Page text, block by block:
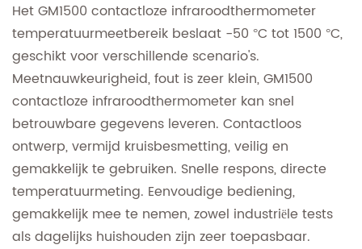
Het GM1500 contactloze infraroodthermometer
temperatuurmeetbereik beslaat -50 °C tot 1500 °C,
geschikt voor verschillende scenario's.
Meetnauwkeurigheid, fout is zeer klein, GM1500
contactloze infraroodthermometer kan snel
betrouwbare gegevens leveren. Contactloos
ontwerp, vermijd kruisbesmetting, veilig en
gemakkelijk te gebruiken. Snelle respons, directe
temperatuurmeting. Eenvoudige bediening,
gemakkelijk mee te nemen, zowel industriële tests
als dagelijks huishouden zijn zeer toepasbaar.